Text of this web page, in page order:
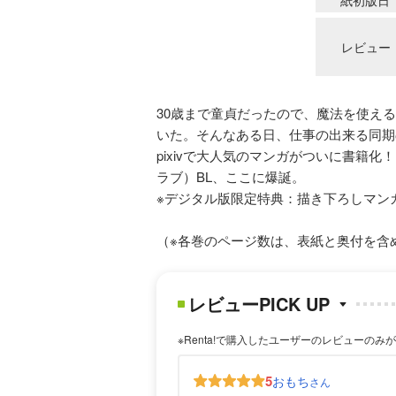
レビュー
30歳まで童貞だったので、魔法を使え
いた。そんなある日、仕事の出来る
pixivで大人気のマンガがついに書籍
ラブ）BL、ここに爆誕。
※デジタル版限定特典：描き下ろしマン
（※各巻のページ数は、表紙と奥付を
レビューPICK UP
※Renta!で購入したユーザーのレビューのみ
5おもちさん